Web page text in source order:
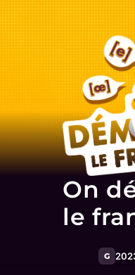
On
le
G